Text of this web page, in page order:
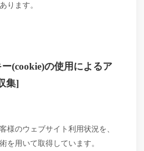
ります。
(cookie)の使用によるア
集]
様のウェブサイト利用状況を、
を用いて取得しています。